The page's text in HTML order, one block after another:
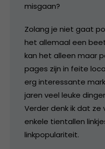
misgaan?
Zolang je niet gaat
het allemaal een
kan het alleen maar
pages zijn in feite
erg interessante
jaren veel leuke
Verder denk ik dat
enkele tientallen
linkpopulariteit.